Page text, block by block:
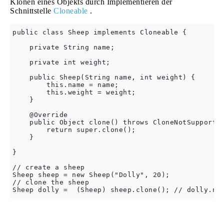
Klonen eines Objekts durch Implementieren der
Schnittstelle Cloneable .
public class Sheep implements Cloneable {
    private String name;
    private int weight;
    public Sheep(String name, int weight) {
        this.name = name;
        this.weight = weight;
    }
    @Override
public Object clone() throws
        return super.clone();
    }
}
// create a sheep
Sheep sheep = new Sheep("Dolly", 20);
// clone the sheep